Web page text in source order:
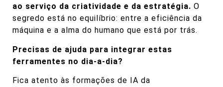
ao serviço da criatividade e da estratégia. O
segredo está no equilíbrio: entre a eficiência da
máquina e a alma do humano que está por trás.
Precisas de ajuda para integrar estas
ferramentes no dia-a-dia?
Fica atento às formações de IA da